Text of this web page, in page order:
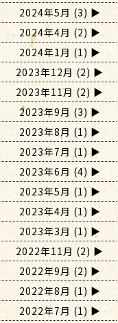
2024年5月 (3)
2024年4月 (2)
2024年1月 (1)
2023年12月 (2)
2023年11月 (2)
2023年9月 (3)
2023年8月 (1)
2023年7月 (1)
2023年6月 (4)
2023年5月 (1)
2023年4月 (1)
2023年3月 (1)
2022年11月 (2)
2022年9月 (2)
2022年8月 (1)
2022年7月 (1)